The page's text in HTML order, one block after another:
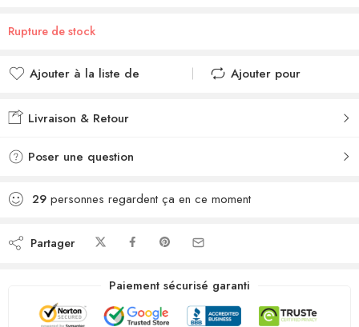
Rupture de stock
Ajouter à la liste de
Ajouté à la liste de
Ajouter pour
Livraison & Retour
Poser une question
29 personnes regardent ça en ce moment
Partager
Paiement sécurisé garanti